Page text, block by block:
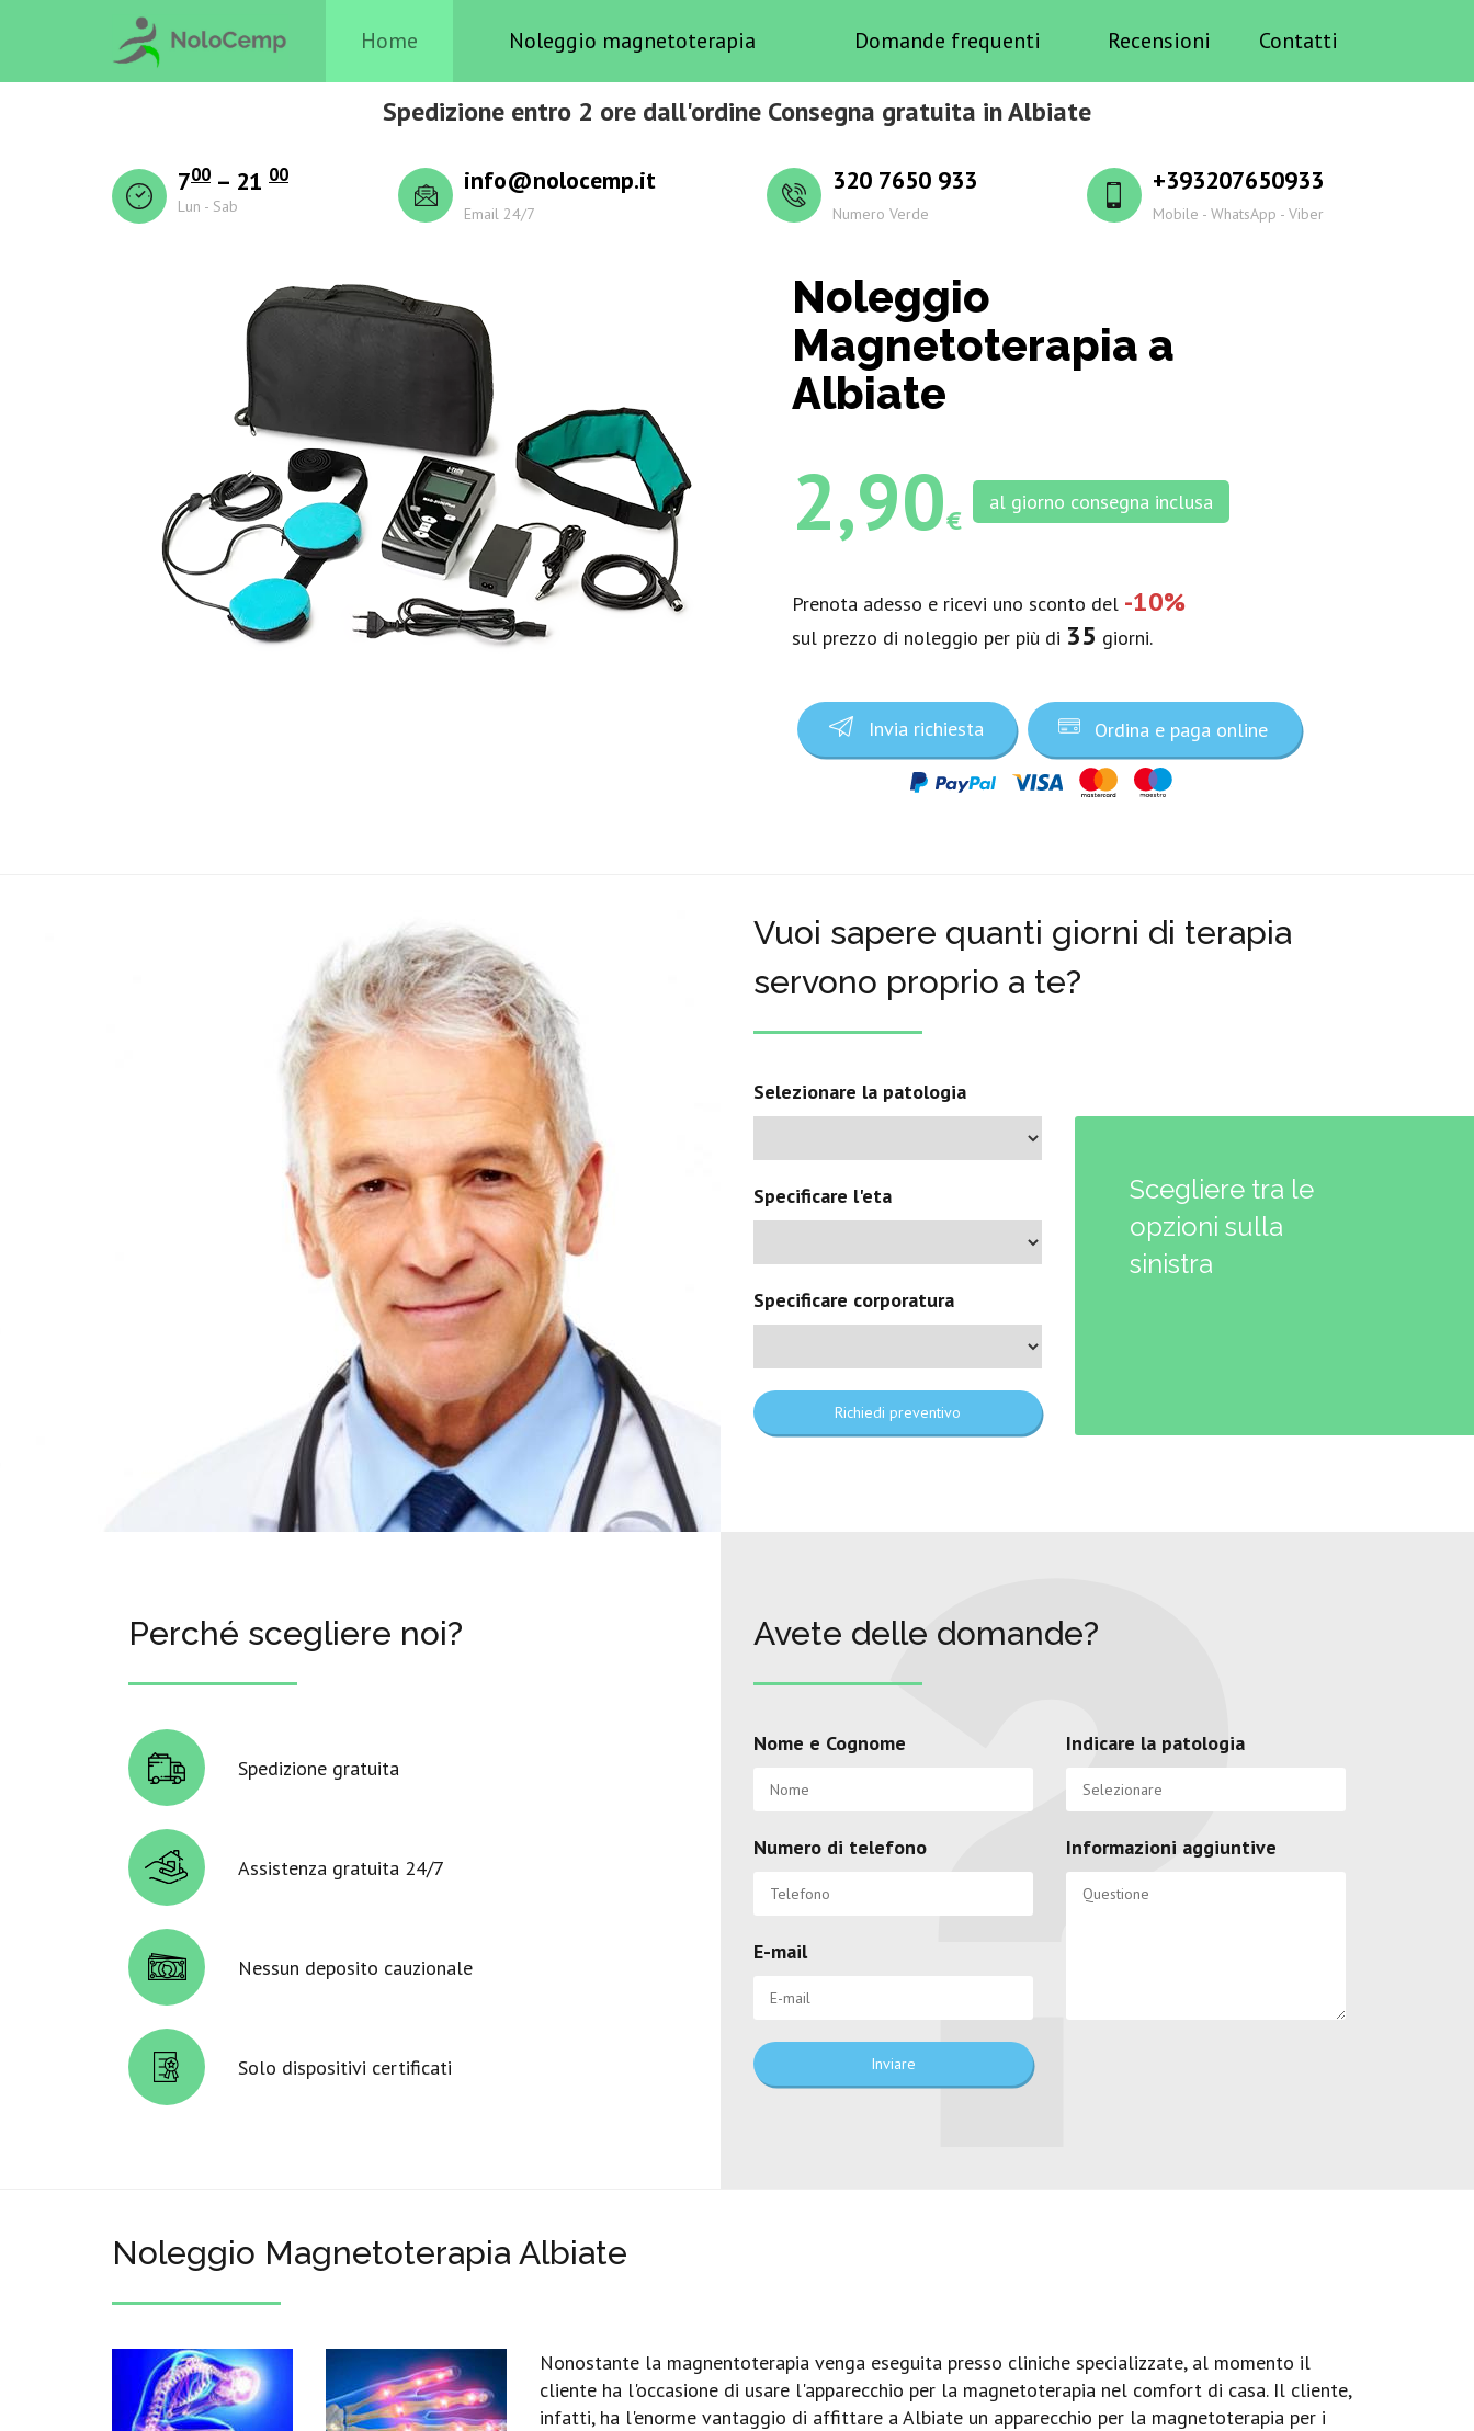
Home Noleggio magnetoterapia Domande frequenti Recensioni Contatti
Spedizione entro 2 ore dall'ordine Consegna gratuita in Albiate
700 – 21 00
Lun - Sab
info@nolocemp.it
Email 24/7
320 7650 933
Numero Verde
+393207650933
Mobile - WhatsApp - Viber
Noleggio
Magnetoterapia a
Albiate
2,90€
al giorno consegna inclusa
Prenota adesso e ricevi uno sconto del -10%
sul prezzo di noleggio per più di 35 giorni.
Invia richiesta Ordina e paga online
Vuoi sapere quanti giorni di terapia
servono proprio a te?
Selezionare la patologia
Specificare l'eta
Specificare corporatura
Richiedi preventivo
Scegliere tra le
opzioni sulla
sinistra
Perché scegliere noi?
Spedizione gratuita
Assistenza gratuita 24/7
Nessun deposito cauzionale
Solo dispositivi certificati
Avete delle domande?
Nome e Cognome
Numero di telefono
E-mail
Indicare la patologia
Informazioni aggiuntive
Inviare
Noleggio Magnetoterapia Albiate
Nonostante la magnentoterapia venga eseguita presso cliniche specializzate, al momento il
cliente ha l'occasione di usare l'apparecchio per la magnetoterapia nel comfort di casa. Il cliente,
infatti, ha l'enorme vantaggio di affittare a Albiate un apparecchio per la magnetoterapia per i